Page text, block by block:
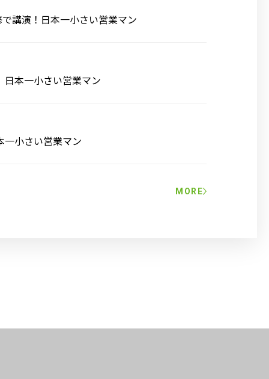
講演！日本一小さい営業マン
日本一小さい営業マン
一小さい営業マン
MORE